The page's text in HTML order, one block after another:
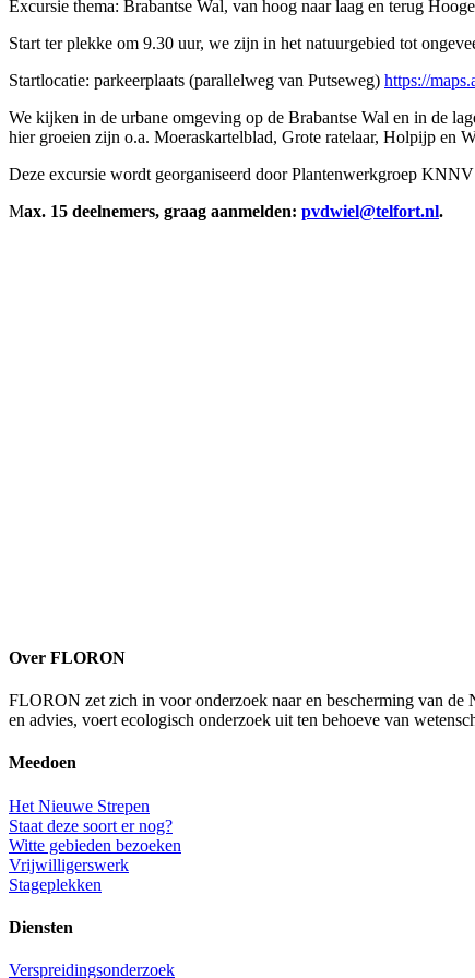
Excursie thema: Brabantse Wal, van hoog naar laag en terug
Start ter plekke om 9.30 uur, we zijn in het natuurgebied tot
Startlocatie: parkeerplaats (parallelweg van Putseweg) https://
We kijken in de urbane omgeving op de Brabantse Wal en in de
hier groeien zijn o.a. Moeraskartelblad, Grote ratelaar, Holpijp en
Deze excursie wordt georganiseerd door Plantenwerkgroep
Max. 15 deelnemers, graag aanmelden: pvdwiel@telfort.nl.
Over FLORON
FLORON zet zich in voor onderzoek naar en bescherming van
en advies, voert ecologisch onderzoek uit ten behoeve van
Meedoen
Het Nieuwe Strepen
Staat deze soort er nog?
Witte gebieden bezoeken
Vrijwilligerswerk
Stageplekken
Diensten
Verspreidingsonderzoek